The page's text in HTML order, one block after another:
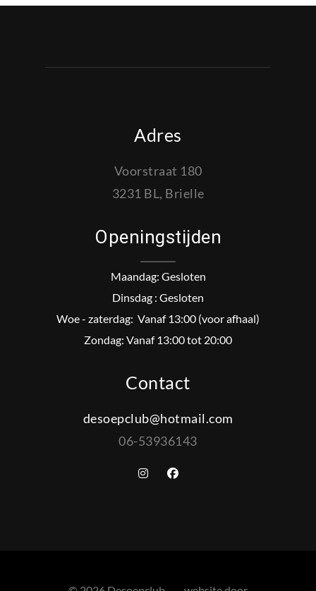
Adres
Voorstraat 180
3231 BL, Brielle
Openingstijden
Maandag: Gesloten
Dinsdag : Gesloten
Woe - zaterdag: Vanaf 13:00 (voor afhaal)
Zondag: Vanaf 13:00 tot 20:00
Contact
desoepclub@hotmail.com
06-53936143